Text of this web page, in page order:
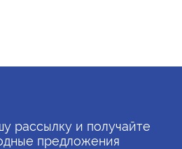
рассылку и получайте
предложения